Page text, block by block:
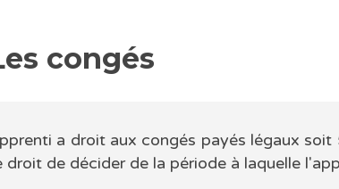
congés
a droit aux congés payés légaux soit
droit de décider de la période à laquelle